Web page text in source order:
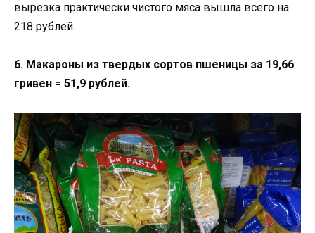
вырезка практически чистого мяса вышла всего на
218 рублей.
6. Макароны из твердых сортов пшеницы за 19,66
гривен = 51,9 рублей.